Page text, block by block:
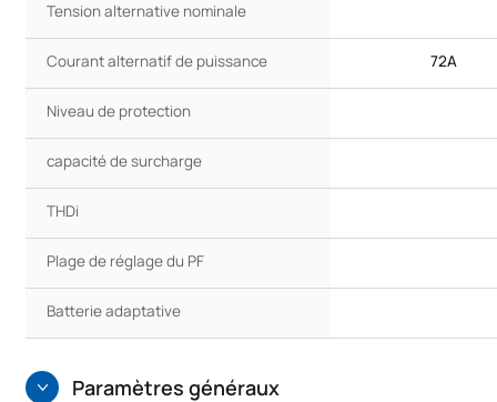
Tension alternative nominale
Courant alternatif de puissance 72A
Niveau de protection
capacité de surcharge
THDi
Plage de réglage du PF
Batterie adaptative
Paramètres généraux